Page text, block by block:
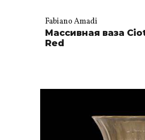
Fabiano Amadi
Массивная ваза
Red